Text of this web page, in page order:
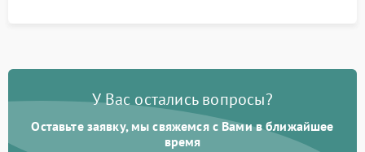
У Вас остались вопросы?
Оставьте заявку, мы свяжемся с Вами в ближайшее
время